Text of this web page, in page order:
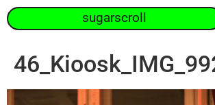
sugarscroll